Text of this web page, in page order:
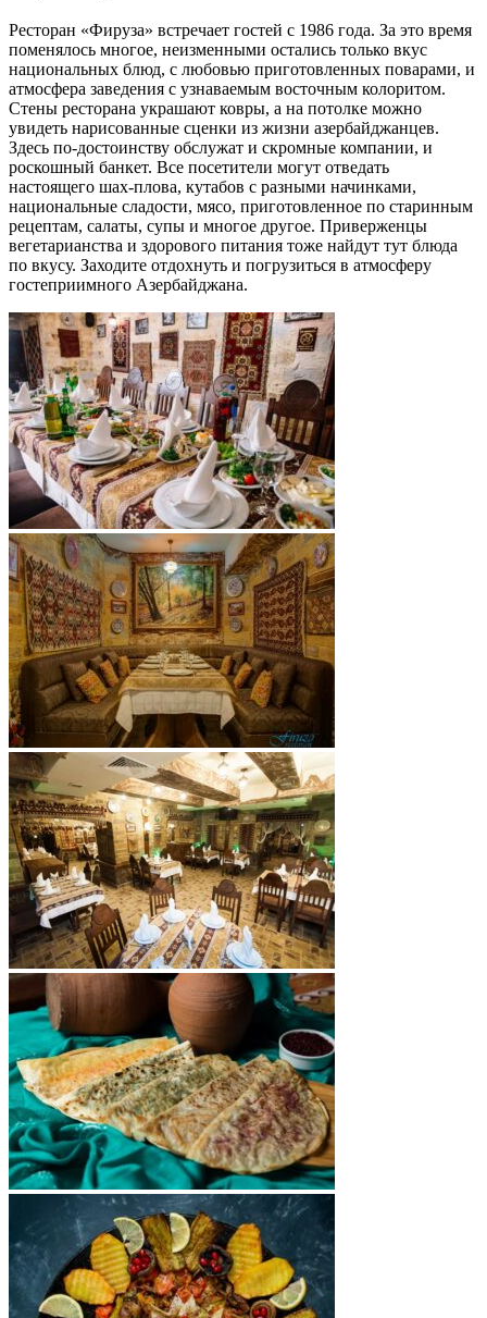
Ресторан «Фируза» встречает гостей с 1986 года. За это время
поменялось многое, неизменными остались только вкус
национальных блюд, с любовью приготовленных поварами, и
атмосфера заведения с узнаваемым восточным колоритом.
Стены ресторана украшают ковры, а на потолке можно
увидеть нарисованные сценки из жизни азербайджанцев.
Здесь по-достоинству обслужат и скромные компании, и
роскошный банкет. Все посетители могут отведать
настоящего шах-плова, кутабов с разными начинками,
национальные сладости, мясо, приготовленное по старинным
рецептам, салаты, супы и многое другое. Приверженцы
вегетарианства и здорового питания тоже найдут тут блюда
по вкусу. Заходите отдохнуть и погрузиться в атмосферу
гостеприимного Азербайджана.